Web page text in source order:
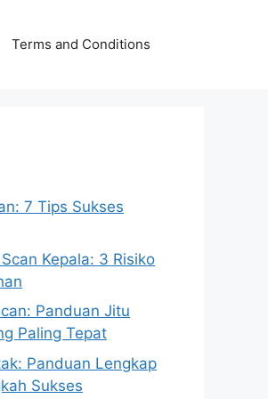
Terms and Conditions
7 Tips Sukses
Kepala: 3 Risiko
Panduan Jitu
Paling Tepat
Panduan Lengkap
Sukses